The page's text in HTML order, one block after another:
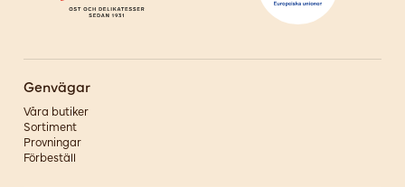
Genvägar
Våra butiker
Sortiment
Provningar
Förbeställ